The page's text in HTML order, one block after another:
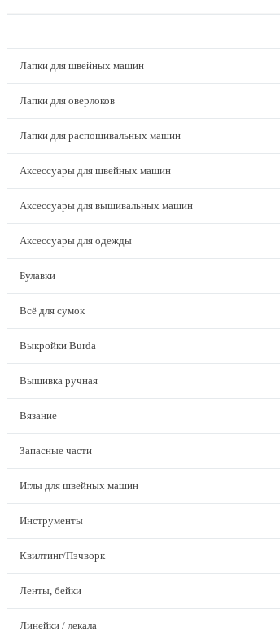
Лапки для швейных машин
Лапки для оверлоков
Лапки для распошивальных машин
Аксессуары для швейных машин
Аксессуары для вышивальных машин
Аксессуары для одежды
Булавки
Всё для сумок
Выкройки Burda
Вышивка ручная
Вязание
Запасные части
Иглы для швейных машин
Инструменты
Квилтинг/Пэчворк
Ленты, бейки
Линейки / лекала